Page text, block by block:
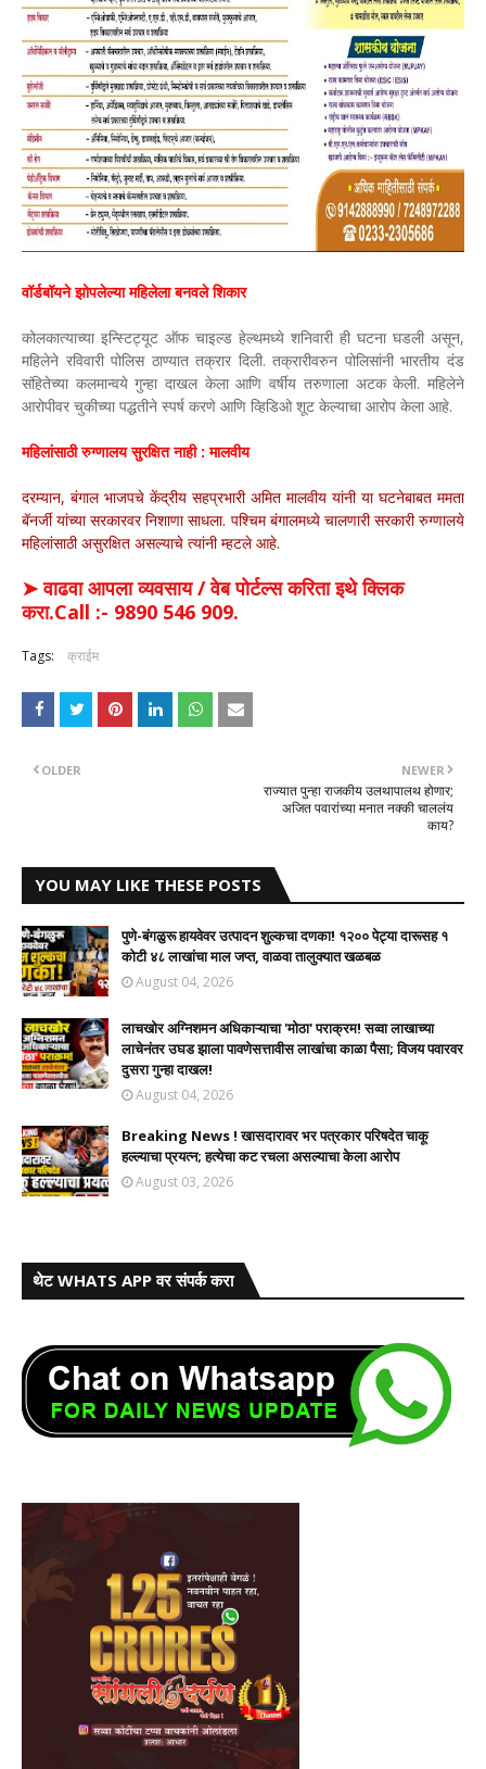
वॉर्डबॉयने झोपलेल्या महिलेला बनवले शिकार
कोलकात्याच्या इन्स्टिट्यूट ऑफ चाइल्ड हेल्थमध्ये शनिवारी ही घटना घडली असून,
महिलेने रविवारी पोलिस ठाण्यात तक्रार दिली. तक्रारीवरुन पोलिसांनी भारतीय दंड
संहितेच्या कलमान्वये गुन्हा दाखल केला आणि वर्षीय तरुणाला अटक केली. महिलेने
आरोपीवर चुकीच्या पद्धतीने स्पर्ष करणे आणि व्हिडिओ शूट केल्याचा आरोप केला आहे.
महिलांसाठी रुग्णालय सुरक्षित नाही : मालवीय
दरम्यान, बंगाल भाजपचे केंद्रीय सहप्रभारी अमित मालवीय यांनी या घटनेबाबत ममता
बॅनर्जी यांच्या सरकारवर निशाणा साधला. पश्चिम बंगालमध्ये चालणारी सरकारी रुग्णालये
महिलांसाठी असुरक्षित असल्याचे त्यांनी म्हटले आहे.
➤ वाढवा आपला व्यवसाय / वेब पोर्टल्स करिता इथे क्लिक
करा.Call :- 9890 546 909.
Tags: क्राईम
NEWER
राज्यात पुन्हा राजकीय उलथापालथ होणार;
अजित पवारांच्या मनात नक्की चाललंय
काय?
OLDER
YOU MAY LIKE THESE POSTS
पुणे-बंगळुरू हायवेवर उत्पादन शुल्कचा दणका! १२०० पेट्या दारूसह १
कोटी ४८ लाखांचा माल जप्त, वाळवा तालुक्यात खळबळ
August 04, 2026
लाचखोर अग्निशमन अधिकाऱ्याचा 'मोठा' पराक्रम! सव्वा लाखाच्या
लाचेनंतर उघड झाला पावणेसत्तावीस लाखांचा काळा पैसा; विजय पवारवर
दुसरा गुन्हा दाखल!​
August 04, 2026
Breaking News ! खासदारावर भर पत्रकार परिषदेत चाकू
हल्ल्याचा प्रयत्न; हत्येचा कट रचला असल्याचा केला आरोप
August 03, 2026
थेट WHATS APP वर संपर्क करा